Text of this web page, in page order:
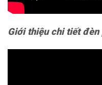
Giới thiệu chi tiết đèn